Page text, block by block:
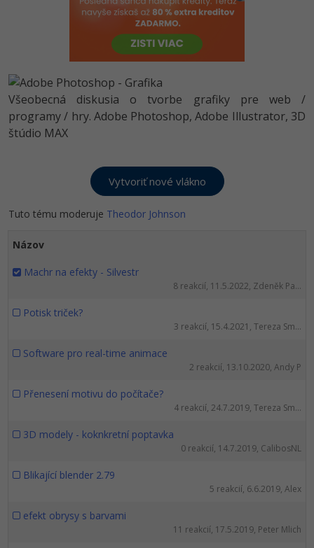
Python -80%
JavaScript -80%
PHP
C++ -80%
Kotlin -80%
Céčko
SQL
UML
Viac
Fórum
WordPress
UX
Business
MS Office -80%
Google Dokumenty
Fórum
Linux a UNIX
Windows
Photoshop -80%
Adobe Illustrator -80%
Adobe Lightroom -30%
Adobe XD -15%
Adobe After Effects
Blender -80%
Fotografovanie
Video
Ostatné
Médiá
Všeobecná diskusia o tvorbe grafiky pre web /
programy / hry. Adobe Photoshop, Adobe Illustrator, 3D
štúdio MAX
Tuto tému moderuje Theodor Johnson
Názov
Machr na efekty - Silvestr
8 reakcií, 11.5.2022, Zdeněk Pa...
Potisk triček?
3 reakcií, 15.4.2021, Tereza Sm...
Software pro real-time animace
2 reakcií, 13.10.2020, Andy P
Přenesení motivu do počítače?
4 reakcií, 24.7.2019, Tereza Sm...
3D modely - koknkretní poptavka
0 reakcií, 14.7.2019, CalibosNL
Blikající blender 2.79
5 reakcií, 6.6.2019, Alex
efekt obrysy s barvami
11 reakcií, 17.5.2019, Peter Mlich